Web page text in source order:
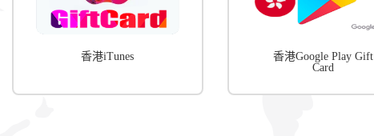
香港iTunes
香港Google Play Gift
Card